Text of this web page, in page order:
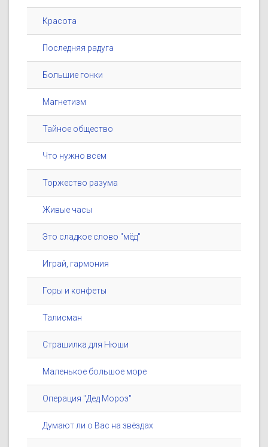
Красота
Последняя радуга
Большие гонки
Магнетизм
Тайное общество
Что нужно всем
Торжество разума
Живые часы
Это сладкое слово "мёд"
Играй, гармония
Горы и конфеты
Талисман
Страшилка для Нюши
Маленькое большое море
Операция "Дед Мороз"
Думают ли о Вас на звёздах